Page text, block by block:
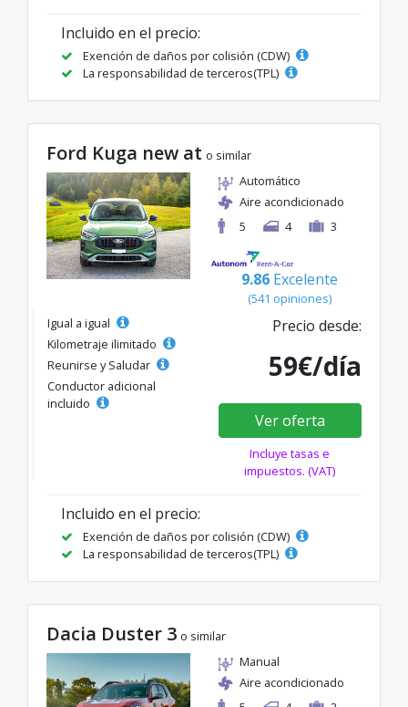
Incluido en el precio:
Exención de daños por colisión (CDW)
La responsabilidad de terceros(TPL)
Ford Kuga new at o similar
Automático
Aire acondicionado
5
4 3
9.86 Excelente
(541 opiniones)
Igual a igual
Kilometraje ilimitado
Reunirse y Saludar
Conductor adicional
incluido
Precio desde:
59€/día
Ver oferta
Incluye tasas e
impuestos. (VAT)
Incluido en el precio:
Exención de daños por colisión (CDW)
La responsabilidad de terceros(TPL)
Dacia Duster 3 o similar
Manual
Aire acondicionado